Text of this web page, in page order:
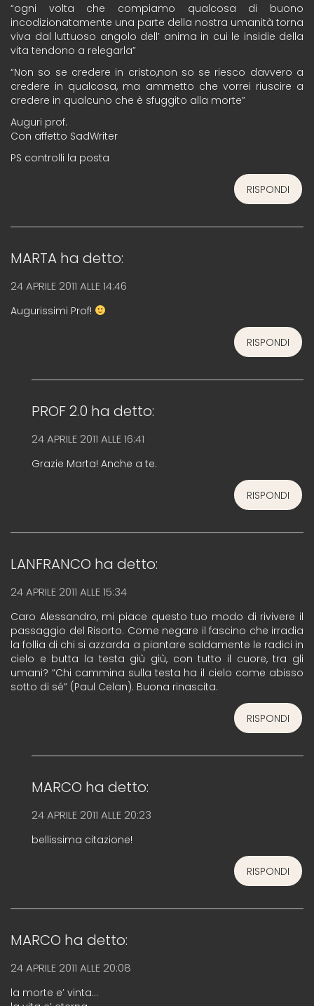
“ogni volta che compiamo qualcosa di buono
incodizionatamente una parte della nostra umanità torna
viva dal luttuoso angolo dell’ anima in cui le insidie della
vita tendono a relegarla”
“Non so se credere in cristo,non so se riesco davvero a
credere in qualcosa, ma ammetto che vorrei riuscire a
credere in qualcuno che è sfuggito alla morte”
Auguri prof.
Con affetto SadWriter
PS controlli la posta
RISPONDI
MARTA ha detto:
24 APRILE 2011 ALLE 14:46
Augurissimi Prof!
RISPONDI
PROF 2.0 ha detto:
24 APRILE 2011 ALLE 16:41
Grazie Marta! Anche a te.
RISPONDI
LANFRANCO ha detto:
24 APRILE 2011 ALLE 15:34
Caro Alessandro, mi piace questo tuo modo di rivivere il
passaggio del Risorto. Come negare il fascino che irradia
la follia di chi si azzarda a piantare saldamente le radici in
cielo e butta la testa giù giù, con tutto il cuore, tra gli
umani? “Chi cammina sulla testa ha il cielo come abisso
sotto di sé” (Paul Celan). Buona rinascita.
RISPONDI
MARCO ha detto:
24 APRILE 2011 ALLE 20:23
bellissima citazione!
RISPONDI
MARCO ha detto:
24 APRILE 2011 ALLE 20:08
la morte e’ vinta…